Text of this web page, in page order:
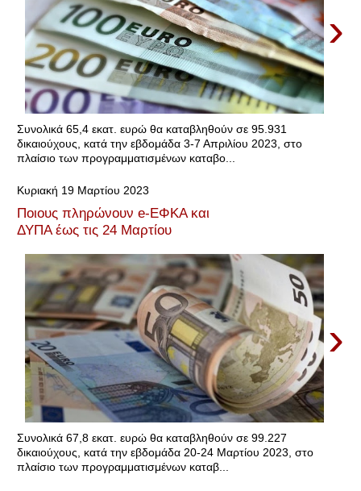
›
Συνολικά 65,4 εκατ. ευρώ θα καταβληθούν σε 95.931
δικαιούχους, κατά την εβδομάδα 3-7 Απριλίου 2023, στο
πλαίσιο των προγραμματισμένων καταβο...
Κυριακή 19 Μαρτίου 2023
Ποιους πληρώνουν e-ΕΦΚΑ και
ΔΥΠΑ έως τις 24 Μαρτίου
›
Συνολικά 67,8 εκατ. ευρώ θα καταβληθούν σε 99.227
δικαιούχους, κατά την εβδομάδα 20-24 Μαρτίου 2023, στο
πλαίσιο των προγραμματισμένων καταβ...